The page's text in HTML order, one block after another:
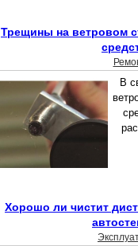
Трещины на ветровом
В
Хорошо ли чистит